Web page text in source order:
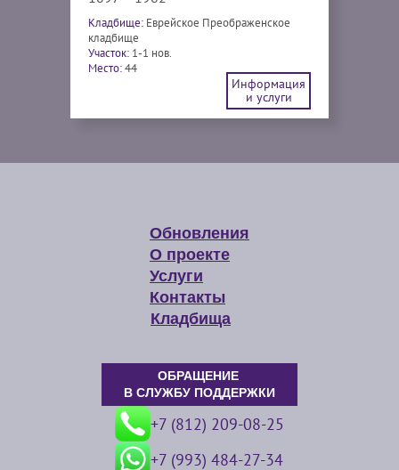
Кладбище: Еврейское Преображенское
кладбище
Участок: 1-1 нов.
Место:44
Информация
и услуги
Обновления
О проекте
Услуги
Контакты
Кладбища
ОБРАЩЕНИЕ
В СЛУЖБУ ПОДДЕРЖКИ
+7 (812) 209-08-25
+7 (993) 484-27-34